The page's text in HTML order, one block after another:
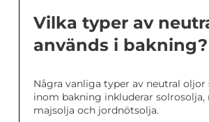
Vilka typer av
används i bakning?
Några vanliga typer av neutral oljor
inom bakning inkluderar solrosolja,
majsolja och jordnötsolja.